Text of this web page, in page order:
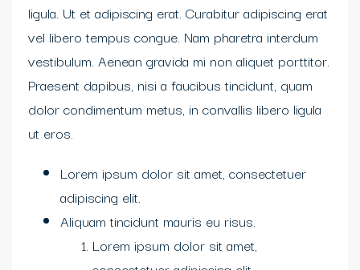
ligula. Ut et adipiscing erat. Curabitur adipiscing erat
vel libero tempus congue. Nam pharetra interdum
vestibulum. Aenean gravida mi non aliquet porttitor.
Praesent dapibus, nisi a faucibus tincidunt, quam
dolor condimentum metus, in convallis libero ligula
ut eros.
Lorem ipsum dolor sit amet, consectetuer
adipiscing elit.
Aliquam tincidunt mauris eu risus.
Lorem ipsum dolor sit amet,